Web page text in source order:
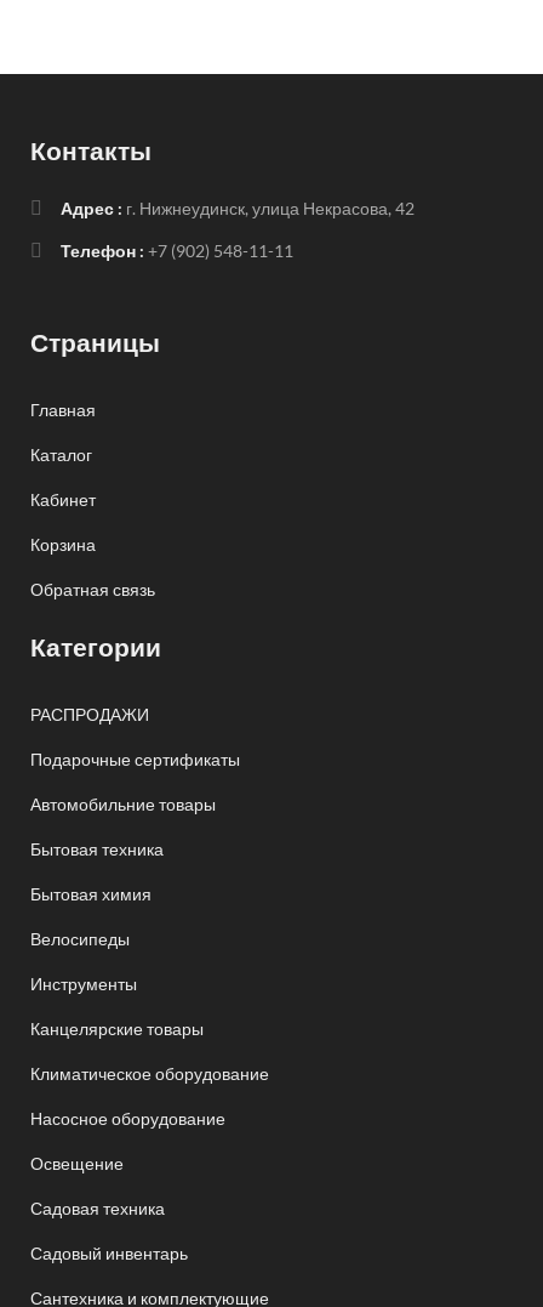
Контакты
Адрес : г. Нижнеудинск, улица Некрасова, 42
Телефон : +7 (902) 548-11-11
Страницы
Главная
Каталог
Кабинет
Корзина
Обратная связь
Категории
РАСПРОДАЖИ
Подарочные сертификаты
Автомобильние товары
Бытовая техника
Бытовая химия
Велосипеды
Инструменты
Канцелярские товары
Климатическое оборудование
Насосное оборудование
Освещение
Садовая техника
Садовый инвентарь
Сантехника и комплектующие